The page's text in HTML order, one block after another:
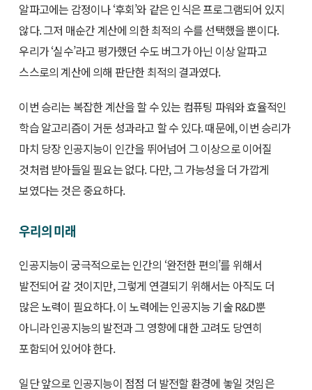
알파고에는 감정이나 ‘후회’와 같은 인식은 프로그램되어 있지
않다. 그저 매순간 계산에 의한 최적의 수를 선택했을 뿐이다.
우리가 ‘실수’라고 평가했던 수도 버그가 아닌 이상 알파고
스스로의 계산에 의해 판단한 최적의 결과였다.
이번 승리는 복잡한 계산을 할 수 있는 컴퓨팅 파워와 효율적인
학습 알고리즘이 거둔 성과라고 할 수 있다. 때문에, 이번 승리가
마치 당장 인공지능이 인간을 뛰어넘어 그 이상으로 이어질
것처럼 받아들일 필요는 없다. 다만, 그 가능성을 더 가깝게
보였다는 것은 중요하다.
우리의 미래
인공지능이 궁극적으로는 인간의 ‘완전한 편의’를 위해서
발전되어 갈 것이지만, 그렇게 연결되기 위해서는 아직도 더
많은 노력이 필요하다. 이 노력에는 인공지능 기술 R&D뿐
아니라 인공지능의 발전과 그 영향에 대한 고려도 당연히
포함되어 있어야 한다.
일단 앞으로 인공지능이 점점 더 발전할 환경에 놓일 것임은